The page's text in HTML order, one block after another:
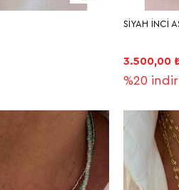
SİYAH İNCİ
3.500,00
%20